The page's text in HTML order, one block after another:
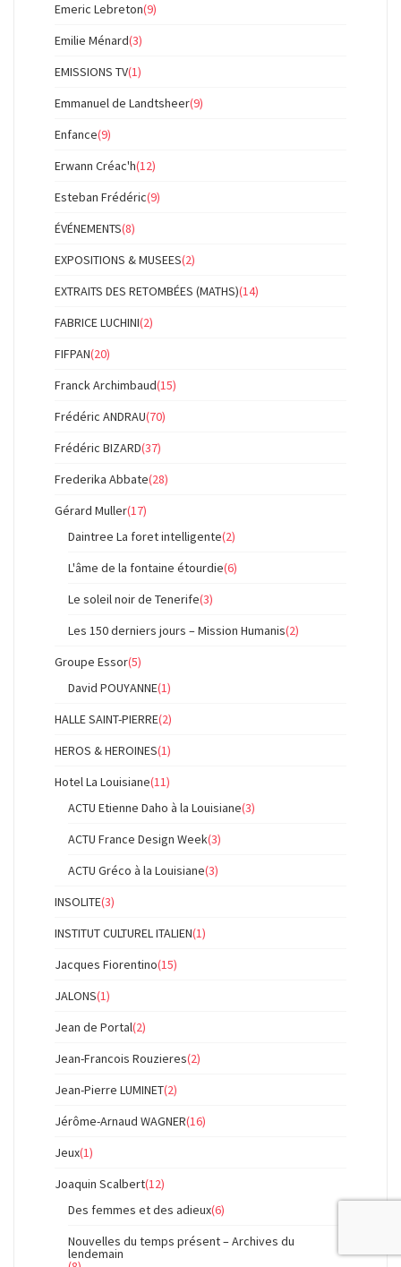
Emeric Lebreton(9)
Emilie Ménard(3)
EMISSIONS TV(1)
Emmanuel de Landtsheer(9)
Enfance(9)
Erwann Créac'h(12)
Esteban Frédéric(9)
ÉVÉNEMENTS(8)
EXPOSITIONS & MUSEES(2)
EXTRAITS DES RETOMBÉES (MATHS)(14)
FABRICE LUCHINI(2)
FIFPAN(20)
Franck Archimbaud(15)
Frédéric ANDRAU(70)
Frédéric BIZARD(37)
Frederika Abbate(28)
Gérard Muller(17)
Daintree La foret intelligente(2)
L'âme de la fontaine étourdie(6)
Le soleil noir de Tenerife(3)
Les 150 derniers jours – Mission Humanis(2)
Groupe Essor(5)
David POUYANNE(1)
HALLE SAINT-PIERRE(2)
HEROS & HEROINES(1)
Hotel La Louisiane(11)
ACTU Etienne Daho à la Louisiane(3)
ACTU France Design Week(3)
ACTU Gréco à la Louisiane(3)
INSOLITE(3)
INSTITUT CULTUREL ITALIEN(1)
Jacques Fiorentino(15)
JALONS(1)
Jean de Portal(2)
Jean-Francois Rouzieres(2)
Jean-Pierre LUMINET(2)
Jérôme-Arnaud WAGNER(16)
Jeux(1)
Joaquin Scalbert(12)
Des femmes et des adieux(6)
Nouvelles du temps présent – Archives du
lendemain